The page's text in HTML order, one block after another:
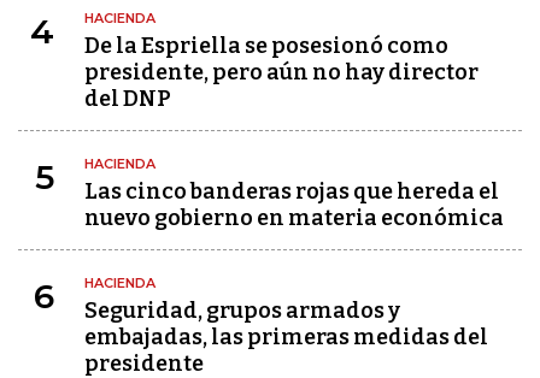
4 HACIENDA
De la Espriella se posesionó como
presidente, pero aún no hay director
del DNP
5 HACIENDA
Las cinco banderas rojas que hereda el
nuevo gobierno en materia económica
6 HACIENDA
Seguridad, grupos armados y
embajadas, las primeras medidas del
presidente